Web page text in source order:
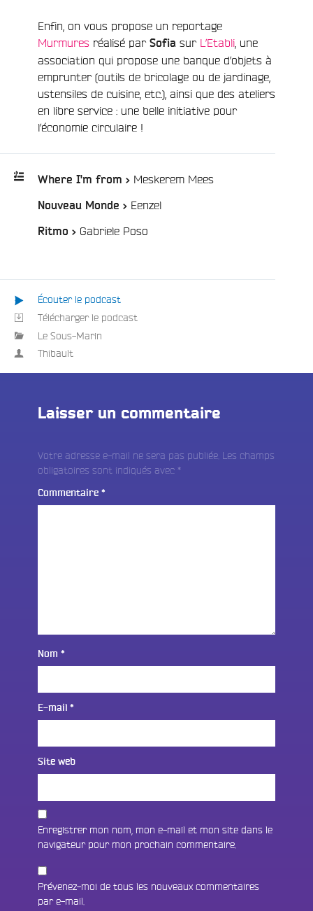
Enfin, on vous propose un reportage
Murmures réalisé par Sofia sur L’Etabli , une
association qui propose une banque d’objets à
emprunter (outils de bricolage ou de jardinage,
ustensiles de cuisine, etc.), ainsi que des ateliers
en libre service : une belle initiative pour
l’économie circulaire !
Playlist
:
Where I'm from > Meskerem Mees/
Nouveau Monde > Eenzel/
Ritmo > Gabriele Poso
Écouter le podcast
Télécharger le podcast
Le Sous-Marin
Thibault
Laisser un commentaire
Votre adresse e-mail ne sera pas publiée. Les champs
obligatoires sont indiqués avec *
Commentaire *
Nom *
E-mail *
Site web
Enregistrer mon nom, mon e-mail et mon site dans le
navigateur pour mon prochain commentaire.
Prévenez-moi de tous les nouveaux commentaires
par e-mail.